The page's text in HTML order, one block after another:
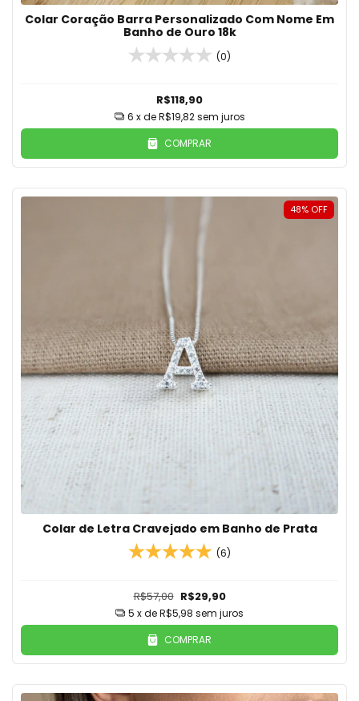
Colar Coração Barra Personalizado Com Nome Em
Banho de Ouro 18k
(0)
R$118,90
6 x deR$19,82 sem juros
COMPRAR
48% OFF
Colar de Letra Cravejado em Banho de Prata
(6)
R$57,00 R$29,90
5 x deR$5,98 sem juros
COMPRAR